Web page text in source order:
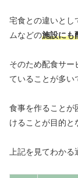
宅食との違いとし
ムなどの施設にも
そのため配食サー
ていることが多い
食事を作ることが
けることが目的と
上記を見てわかる